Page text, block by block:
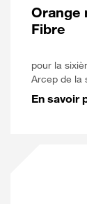
Orange
Fibre
pour la
Arcep de la
En savoir